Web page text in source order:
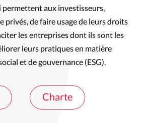
permettent aux investisseurs,
privés, de faire usage de leurs droits
les entreprises dont ils sont les
leurs pratiques en matière
et de gouvernance (ESG).
Charte